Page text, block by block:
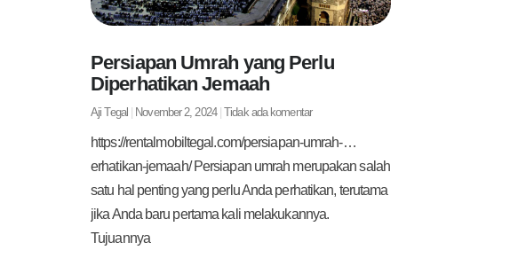
Persiapan Umrah yang Perlu
Diperhatikan Jemaah
Aji Tegal November 2, 2024 Tidak ada komentar
https://rentalmobiltegal.com/persiapan-umrah-…
erhatikan-jemaah/ Persiapan umrah merupakan salah
satu hal penting yang perlu Anda perhatikan, terutama
jika Anda baru pertama kali melakukannya.
Tujuannya